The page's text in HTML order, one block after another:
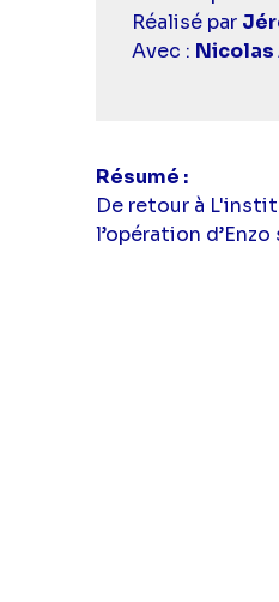
simba
Réalisé par
Avec : Nicolas
Résumé
De retour à
l’opération